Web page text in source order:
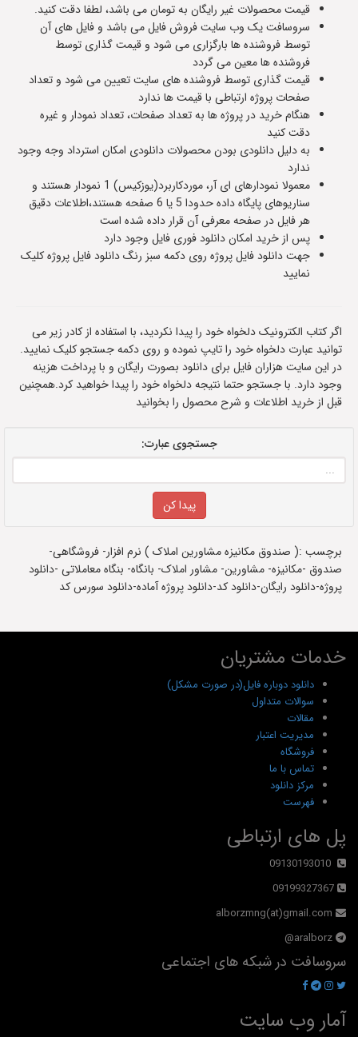
قیمت محصولات غیر رایگان به تومان می باشد، لطفا دقت کنید.
سروسافت یک وب سایت فروش فایل می باشد و فایل های آن
توسط فروشنده ها بارگزاری می شود و قیمت گذاری توسط
فروشنده ها معین می گردد
قیمت گذاری توسط فروشنده های سایت تعیین می شود و تعداد
صفحات پروژه ارتباطی با قیمت ها ندارد
هنگام خرید در پروژه ها به تعداد صفحات، تعداد نمودار و غیره
دقت کنید
به دلیل دانلودی بودن محصولات دانلودی امکان استرداد وجه وجود
ندارد
معمولا نمودارهای ای آر، موردکاربرد(یوزکیس) 1 نمودار هستند و
سناریوهای پایگاه داده حدودا 5 یا 6 صفحه هستند،اطلاعات دقیق
هر فایل در صفحه معرفی آن قرار داده شده است
پس از خرید امکان دانلود فوری فایل وجود دارد
جهت دانلود فایل پروژه روی دکمه سبز رنگ دانلود فایل پروژه کلیک
نمایید
اگر کتاب الکترونیک دلخواه خود را پیدا نکردید، با استفاده از کادر زیر می
توانید عبارت دلخواه خود را تایپ نموده و روی دکمه جستجو کلیک نمایید.
در این سایت هزاران فایل برای دانلود بصورت رایگان و با پرداخت هزینه
وجود دارد. با جستجو حتما نتیجه دلخواه خود را پیدا خواهید کرد.همچنین
قبل از خرید اطلاعات و شرح محصول را بخوانید
جستجوی عبارت:
برچسب :( صندوق مکانیزه مشاورین املاک ) نرم افزار- فروشگاهی-
صندوق -مکانیزه- مشاورین- مشاور املاک- بانگاه- بنگاه معاملاتی -دانلود
پروژه-دانلود رایگان-دانلود کد-دانلود پروژه آماده-دانلود سورس کد
خدمات مشتریان
دانلود دوباره فایل(در صورت مشکل)
سوالات متداول
مقالات
مدیریت اعتبار
فروشگاه
تماس با ما
مرکز دانلود
فهرست
پل های ارتباطی
09130193010
09199327367
alborzmng(at)gmail.com
aralborz@
سروسافت در شبکه های اجتماعی
آمار وب سایت